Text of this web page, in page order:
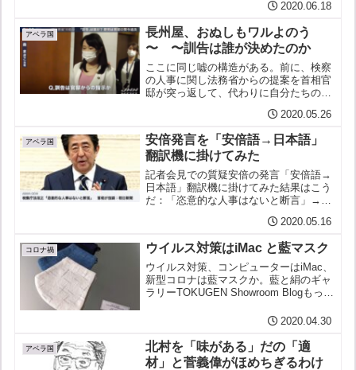
は全貌を解明できるか：時事ドットコム
連座制で案里氏失職の可能性濃厚河井夫
妻は大物ではない、影...
2020.06.18
アベラ国
長州屋、おぬしもワルよのう
〜 〜訓告は誰が決めたのか
ここに同じ嘘の構造がある。前に、検察
の人事に関し法務省からの提案を首相官
邸が突っ返して、代わりに自分たちの考
た、ということを書いた。なのに、首相
は、検察の人事に自分たちが介入するの
は「ありえないこと」で、法...
2020.05.26
アベラ国
安倍発言を「安倍語→日本語」
翻訳機に掛けてみた
記者会見での質疑安倍の発言「安倍語→
日本語」翻訳機に掛けてみた結果はこう
だ：「恣意的な人事はないと断言」→
う、やりたい放題やらしてもらいます
よ。あたりまえじゃないですか。「黒川
氏人事、全く決めていない」...
2020.05.16
コロナ禍 ウイルス対策はiMac と藍マスク
ウイルス対策、コンピューターはiMac、
新型コロナは藍マスクか。藍と絹のギャ
ラリーTOKUGEN Showroom Blogもっと
ンロードしたばっかりに、ひどいめにあ
2020.04.30
アベラ国
北村を「味がある」だの「適
材」と菅義偉がほめちぎるわけ